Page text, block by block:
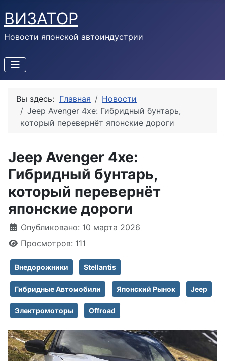
ВИЗАТОР
Новости японской автоиндустрии
Вы здесь: Главная
Новости
Jeep Avenger 4xe: Гибридный бунтарь,
который перевернёт японские дороги
Jeep Avenger 4xe:
Гибридный бунтарь,
который перевернёт
японские дороги
Информация о материале
Опубликовано: 10 марта 2026
Просмотров: 111
Внедорожники Stellantis
Гибридные Автомобили Японский Рынок Jeep
Электромоторы Offroad